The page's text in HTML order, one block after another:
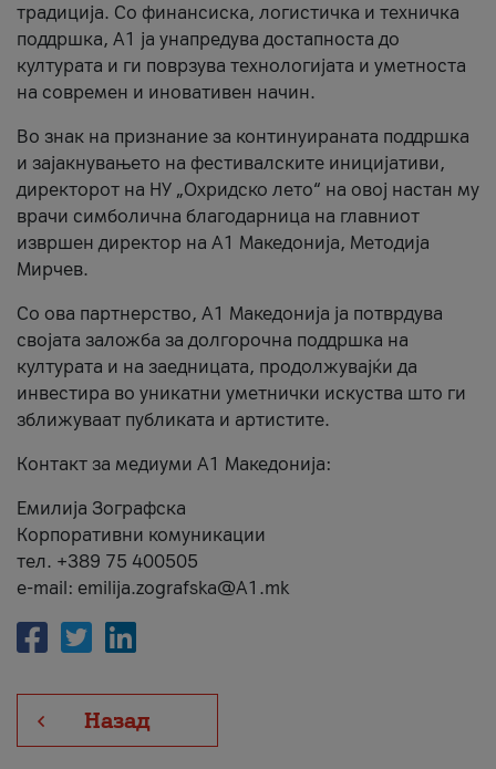
традиција. Со финансиска, логистичка и техничка
поддршка, A1 ја унапредува достапноста до
културата и ги поврзува технологијата и уметноста
на современ и иновативен начин.
Во знак на признание за континуираната поддршка
и зајакнувањето на фестивалските иницијативи,
директорот на НУ „Охридско лето“ на овој настан му
врачи симболична благодарница на главниот
извршен директор на A1 Македонија, Методија
Мирчев.
Со ова партнерство, A1 Македонија ја потврдува
својата заложба за долгорочна поддршка на
културата и на заедницата, продолжувајќи да
инвестира во уникатни уметнички искуства што ги
зближуваат публиката и артистите.
Контакт за медиуми А1 Македонија:
Емилија Зографска
Корпоративни комуникации
тел. +389 75 400505
e-mail: emilija.zografska@A1.mk
Назад